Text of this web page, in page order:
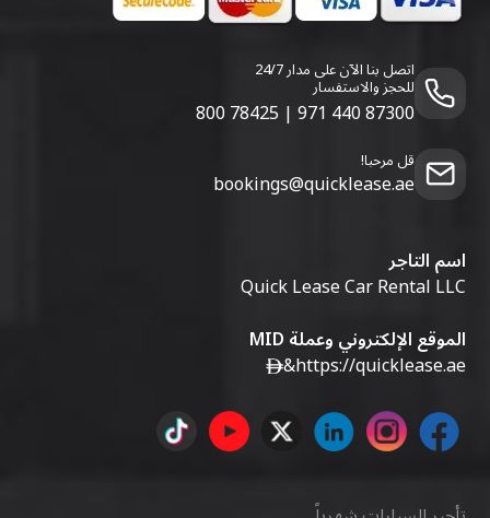
اتصل بنا الآن على مدار 24/7
للحجز والاستفسار
800 78425 | 971 440 87300
قل مرحبا!
bookings@quicklease.ae
اسم التاجر
Quick Lease Car Rental LLC
الموقع الإلكتروني وعملة MID
https://quicklease.ae
&